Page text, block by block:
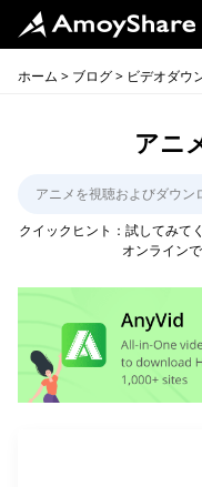
ホーム > ブログ> ビデオダウ
アニ
クイックヒント：試してみて
オンライン